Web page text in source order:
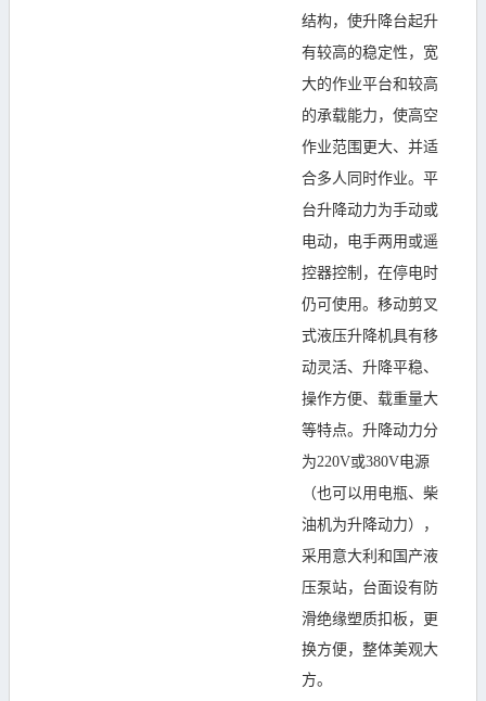
结构，使升降台起升
有较高的稳定性，宽
大的作业平台和较高
的承载能力，使高空
作业范围更大、并适
合多人同时作业。平
台升降动力为手动或
电动，电手两用或遥
控器控制，在停电时
仍可使用。移动剪叉
式液压升降机具有移
动灵活、升降平稳、
操作方便、载重量大
等特点。升降动力分
为220V或380V电源
（也可以用电瓶、柴
油机为升降动力），
采用意大利和国产液
压泵站，台面设有防
滑绝缘塑质扣板，
更
换方便，整体美观大
方。